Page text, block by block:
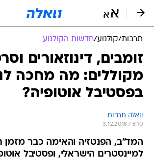
תרבות/קולנוע/חדשות הקולנוע
זומבים, דינוזאורים
מקוללים: מה מחכה
בפסטיבל אוטופיה?
וואלה תרבות
3.12.2018 / 6:10
המד"ב, הפנטזיה והאימה כבר מזמן
למיינסטרים הישראלי, ופסטיבל